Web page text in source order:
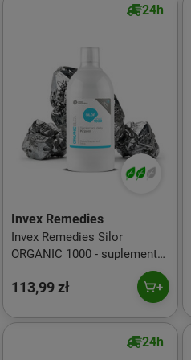
24h
Invex Remedies
Invex Remedies Silor
ORGANIC 1000 - suplement
diety z krzemem 1000 ml
113,99 zł
24h